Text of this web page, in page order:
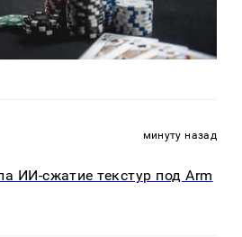
минуту назад
ИИ-сжатие текстур под Arm